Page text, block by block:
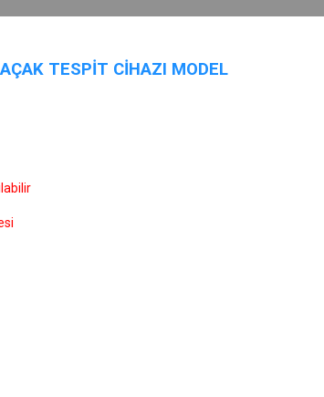
TESPİT CİHAZI MODEL